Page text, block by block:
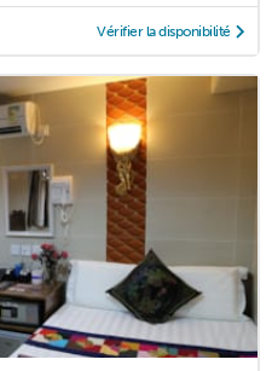
Vérifier la disponibilité